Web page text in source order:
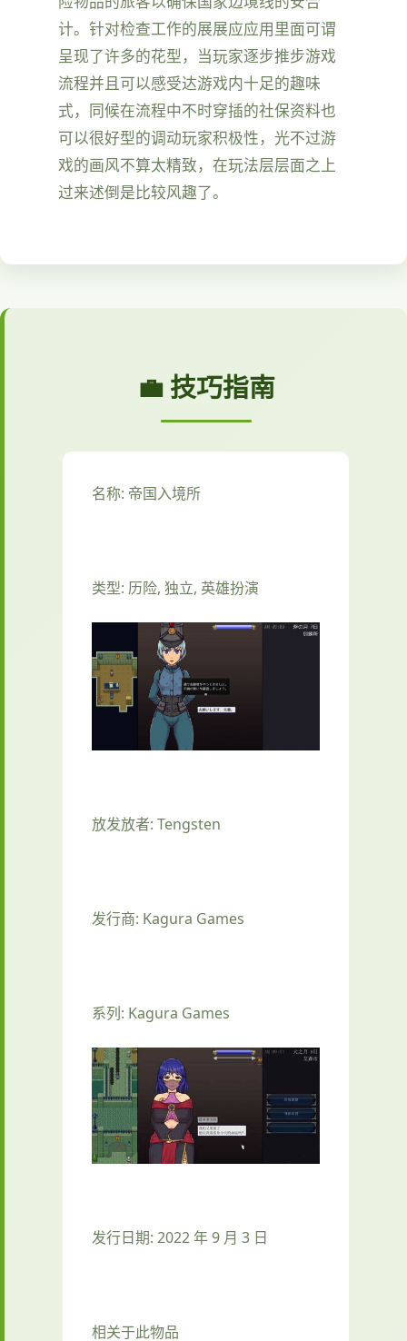
计。针对检查工作的展展应应用里面可谓
呈现了许多的花型，当玩家逐步推步游戏
流程并且可以感受达游戏内十足的趣味
式，同候在流程中不时穿插的社保资料也
可以很好型的调动玩家积极性，光不过游
戏的画风不算太精致，在玩法层层面之上
过来述倒是比较风趣了。
💼 技巧指南
名称: 帝国入境所
类型: 历险, 独立, 英雄扮演
放发放者: Tengsten
发行商: Kagura Games
系列: Kagura Games
发行日期: 2022 年 9 月 3 日
相关于此物品